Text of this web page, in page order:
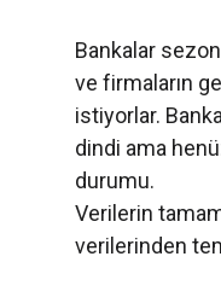
Bankalar
ve firmaların
istiyorlar.
dindi ama
durumu.
Verilerin
verilerinden